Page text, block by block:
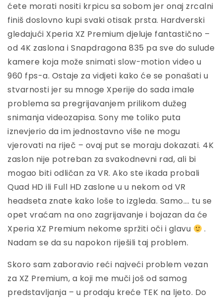
ćete morati nositi krpicu sa sobom jer onaj zrcalni
finiš doslovno kupi svaki otisak prsta. Hardverski
gledajući Xperia XZ Premium djeluje fantastično –
od 4K zaslona i Snapdragona 835 pa sve do sulude
kamere koja može snimati slow-motion video u
960 fps-a. Ostaje za vidjeti kako će se ponašati u
stvarnosti jer su mnoge Xperije do sada imale
problema sa pregrijavanjem prilikom dužeg
snimanja videozapisa. Sony me toliko puta
iznevjerio da im jednostavno više ne mogu
vjerovati na riječ – ovaj put se moraju dokazati. 4K
zaslon nije potreban za svakodnevni rad, ali bi
mogao biti odličan za VR. Ako ste ikada probali
Quad HD ili Full HD zaslone u u nekom od VR
headseta znate kako loše to izgleda. Samo…. tu se
opet vraćam na ono zagrijavanje i bojazan da će
Xperia XZ Premium nekome spržiti oči i glavu
.
Nadam se da su napokon riješili taj problem.
Skoro sam zaboravio reći najveći problem vezan
za XZ Premium, a koji me muči još od samog
predstavljanja – u prodaju kreće TEK na ljeto. Do